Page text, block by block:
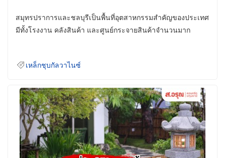
สมุทรปราการและชลบุรีเป็นพื้นที่อุตสาหกรรมสำคัญของประเทศ
มีทั้งโรงงาน คลังสินค้า และศูนย์กระจายสินค้าจำนวนมาก
เหล็กชุบกัลวาไนซ์